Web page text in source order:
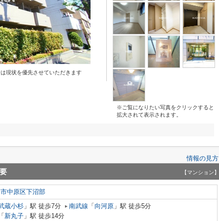
現状を優先させていただきます
※ご覧になりたい写真をクリックすると
拡大されて表示されます。
情報の見方
【マンション】
中原区下沼部
蔵小杉 」駅 徒歩7分 南武線 「 向河原 」駅 徒歩5分
「 新丸子 」駅 徒歩14分